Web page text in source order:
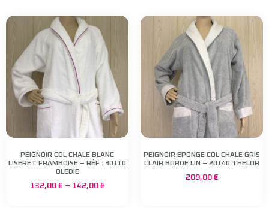
PEIGNOIR COL CHALE BLANC
LISERET FRAMBOISE – RÉF : 30110
OLEDIE
132,00 € – 142,00 €
PEIGNOIR EPONGE COL CHALE GRIS
CLAIR BORDE LIN – 20140 THELOR
209,00 €